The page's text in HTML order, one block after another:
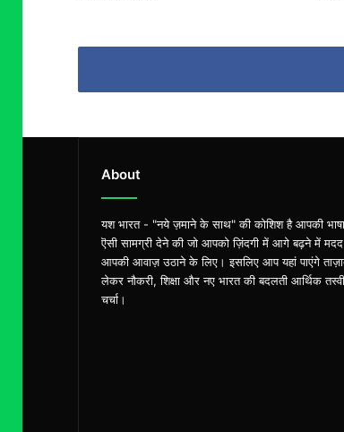
About
यश भारत - "नये ज़माने के साथ" की कोशिश है आपकी
ऎसी सामग्री देने की जो आपको ज़िंदगी में आगे बढ़ने में
आपकी आवाज़ उठाने के लिए। इसलिए आप यहां पाएंगे
लेकर नौकरी, शिक्षा और नए भारत की बदलती आर्थिक
चर्चा।